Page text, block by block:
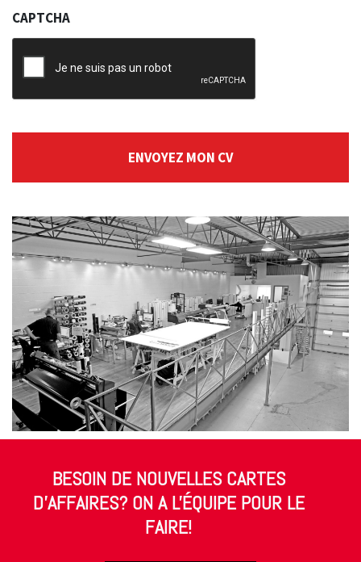
CAPTCHA
BESOIN DE NOUVELLES CARTES
D’AFFAIRES? ON A L'ÉQUIPE POUR LE
FAIRE!